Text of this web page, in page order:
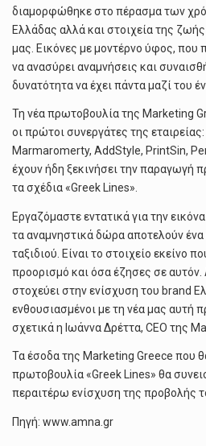
διαμορφώθηκε στο πέρασμα των
Ελλάδας αλλά και στοιχεία της
μας. Εικόνες με μοντέρνο ύφος, που
να ανασύρει αναμνήσεις και
δυνατότητα να έχει πάντα μαζί του
Τη νέα πρωτοβουλία της Marketing
οι πρώτοι συνεργάτες της
Marmaromerty, AddStyle, PrintSin,
έχουν ήδη ξεκινήσει την παραγωγή
τα σχέδια «Greek Lines».
Εργαζόμαστε εντατικά για την
τα αναμνηστικά δώρα αποτελούν
ταξιδιού. Είναι το στοιχείο εκείνο
προορισμό και όσα έζησες σε αυτόν.
στοχεύει στην ενίσχυση του brand
ενθουσιασμένοι με τη νέα μας αυτή
σχετικά η Ιωάννα Δρέττα, CEO της
Τα έσοδα της Marketing Greece που
πρωτοβουλία «Greek Lines» θα
περαιτέρω ενίσχυση της προβολής
Πηγή: www.amna.gr